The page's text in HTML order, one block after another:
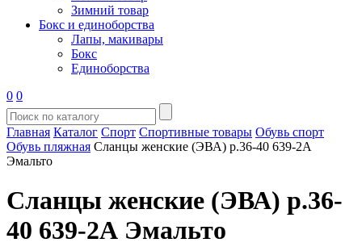
Зимний товар
Бокс и единоборства
Лапы, макивары
Бокс
Единоборства
0 0
Главная Каталог Спорт Спортивные товары Обувь спорт
Обувь пляжная Сланцы женские (ЭВА) р.36-40 639-2А
Эмальто
Сланцы женские (ЭВА) р.36-
40 639-2А Эмальто